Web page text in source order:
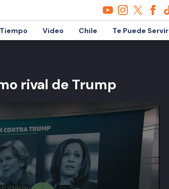
Video Chile Te Puede Servir
rival de Trump